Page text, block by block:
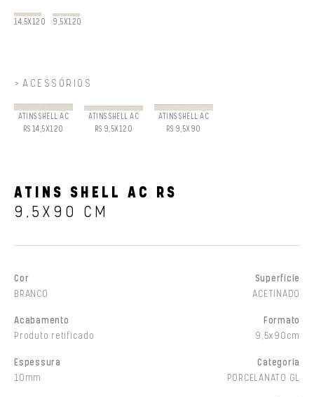
14,5X120 9,5X120
ACESSÓRIOS
ATINS SHELL AC
RS 14,5X120
ATINS SHELL AC
RS 9,5X120
ATINS SHELL AC
RS 9,5X90
ATINS SHELL AC RS
9,5X90 CM
Cor
BRANCO
Superfície
ACETINADO
Acabamento
Produto retificado
Formato
9,5x90cm
Espessura
10mm
Categoria
PORCELANATO GL